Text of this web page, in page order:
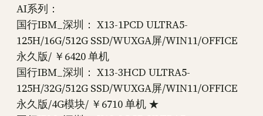
AI系列：
国行IBM_深圳： X13-1PCD ULTRA5-
125H/16G/512G SSD/WUXGA屏/WIN11/OFFICE
永久版/ ￥6420 单机
国行IBM_深圳： X13-3HCD ULTRA5-
125H/32G/512G SSD/WUXGA屏/WIN11/OFFICE
永久版/4G模块/ ￥6710 单机 ★